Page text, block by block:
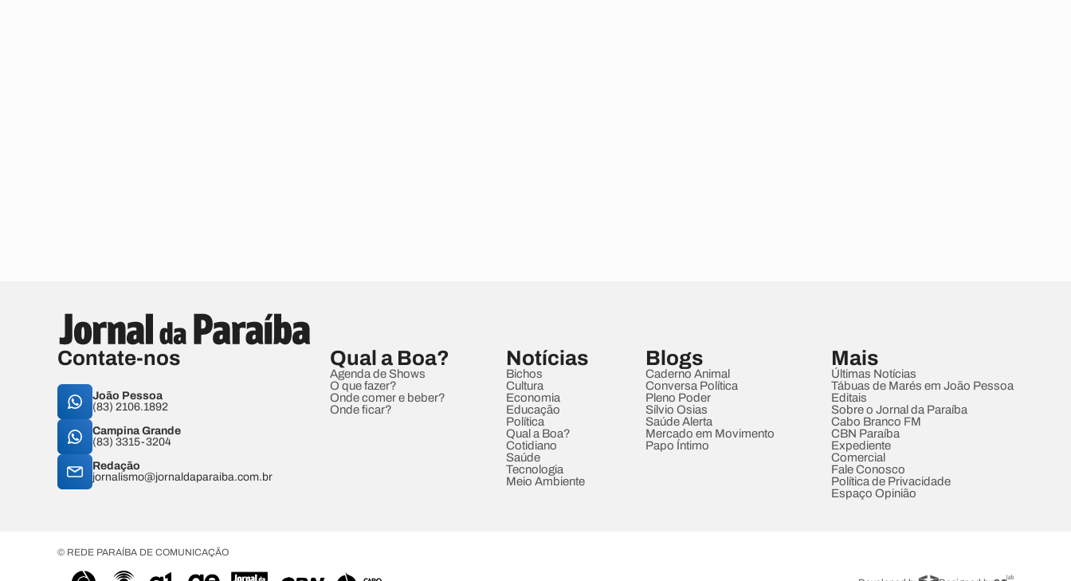
Contate-nos
João Pessoa
(83) 2106.1892
Campina Grande
(83) 3315-3204
Redação
jornalismo@jornaldaparaiba.com.br
Qual a Boa?
Agenda de Shows
O que fazer?
Onde comer e beber?
Onde ficar?
Notícias
Bichos
Cultura
Economia
Educação
Política
Qual a Boa?
Cotidiano
Saúde
Tecnologia
Meio Ambiente
Blogs
Caderno Animal
Conversa Política
Pleno Poder
Sílvio Osias
Saúde Alerta
Mercado em Movimento
Papo Íntimo
Mais
Últimas Notícias
Tábuas de Marés em João Pessoa
Editais
Sobre o Jornal da Paraíba
Cabo Branco FM
CBN Paraíba
Expediente
Comercial
Fale Conosco
Política de Privacidade
Espaço Opinião
© REDE PARAÍBA DE COMUNICAÇÃO